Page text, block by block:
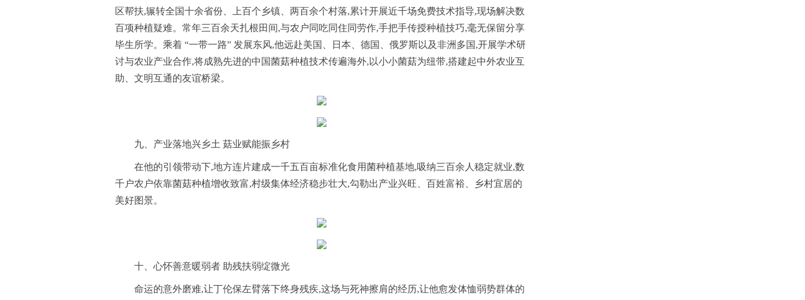
区帮扶,辗转全国十余省份、上百个乡镇、两百余个村落,累计开展近千场免费技术指导,现场解决数
百项种植疑难。常年三百余天扎根田间,与农户同吃同住同劳作,手把手传授种植技巧,毫无保留分享
毕生所学。乘着 “一带一路” 发展东风,他远赴美国、日本、德国、俄罗斯以及非洲多国,开展学术研
讨与农业产业合作,将成熟先进的中国菌菇种植技术传遍海外,以小小菌菇为纽带,搭建起中外农业互
助、文明互通的友谊桥梁。
九、产业落地兴乡土 菇业赋能振乡村
在他的引领带动下,地方连片建成一千五百亩标准化食用菌种植基地,吸纳三百余人稳定就业,数
千户农户依靠菌菇种植增收致富,村级集体经济稳步壮大,勾勒出产业兴旺、百姓富裕、乡村宜居的
美好图景。
十、心怀善意暖弱者 助残扶弱绽微光
命运的意外磨难,让丁伦保左臂落下终身残疾,这场与死神擦肩的经历,让他愈发体恤弱势群体的